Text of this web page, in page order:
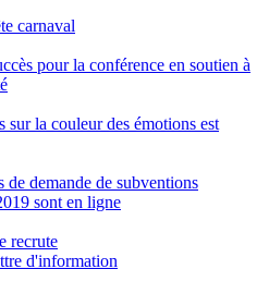
carnaval
pour la conférence en soutien à
sur la couleur des émotions est
de demande de subventions
sont en ligne
recrute
d'information